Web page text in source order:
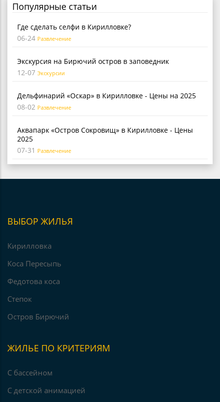
Популярные статьи
Где сделать селфи в Кирилловке?
06-24 Развлечение
Экскурсия на Бирючий остров в заповедник
12-07 Экскурсии
Дельфинарий «Оскар» в Кирилловке - Цены на 2025
08-02 Развлечение
Аквапарк «Остров Сокровищ» в Кирилловке - Цены
2025
07-31 Развлечение
ВЫБОР ЖИЛЬЯ
Кирилловка
Коса Пересыпь
Федотова коса
Степок
Остров Бирючий
ЖИЛЬЕ ПО КРИТЕРИЯМ
С бассейном
С детской анимацией